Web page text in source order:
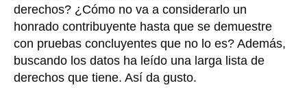
derechos? ¿Cómo no va a considerarlo un
honrado contribuyente hasta que se demuestre
con pruebas concluyentes que no lo es? Además,
buscando los datos ha leído una larga lista de
derechos que tiene. Así da gusto.